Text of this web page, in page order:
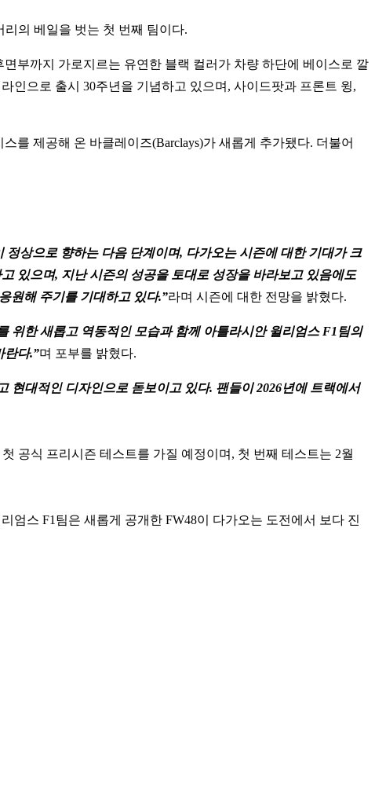
의 베일을 벗는 첫 번째 팀이다.
부까지 가로지르는 유연한 블랙 컬러가 차량 하단에 베이스로 깔
인으로 출시 30주년을 기념하고 있으며, 사이드팟과 프론트 윙,
를 제공해 온 바클레이즈(Barclays)가 새롭게 추가됐다. 더불어
상으로 향하는 다음 단계이며, 다가오는 시즌에 대한 기대가 크
있으며, 지난 시즌의 성공을 토대로 성장을 바라보고 있음에도
원해 주기를 기대하고 있다.”라며 시즌에 대한 전망을 밝혔다.
위한 새롭고 역동적인 모습과 함께 아틀라시안 윌리엄스 F1팀의
란다.”며 포부를 밝혔다.
현대적인 디자인으로 돋보이고 있다. 팬들이 2026년에 트랙에서
공식 프리시즌 테스트를 가질 예정이며, 첫 번째 테스트는 2월
엄스 F1팀은 새롭게 공개한 FW48이 다가오는 도전에서 보다 진